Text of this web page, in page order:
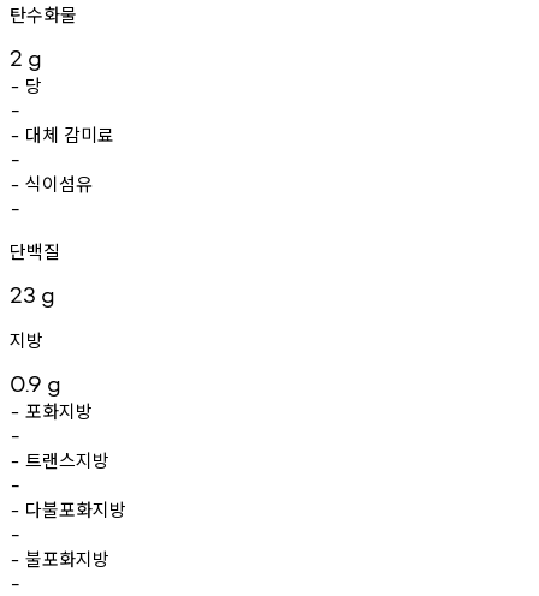
탄수화물
2 g
- 당
-
- 대체 감미료
-
- 식이섬유
-
단백질
23 g
지방
0.9 g
- 포화지방
-
- 트랜스지방
-
- 다불포화지방
-
- 불포화지방
-